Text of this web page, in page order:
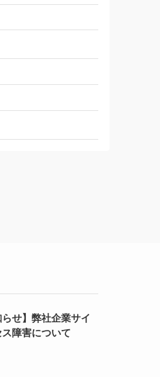
らせ】弊社企業サイ
ス障害について